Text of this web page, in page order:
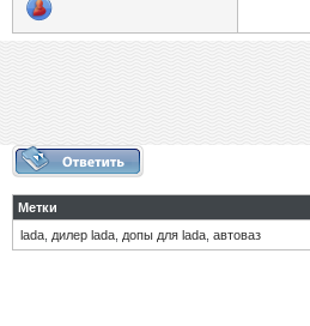
Метки
lada дилер lada допы для lada автоваз